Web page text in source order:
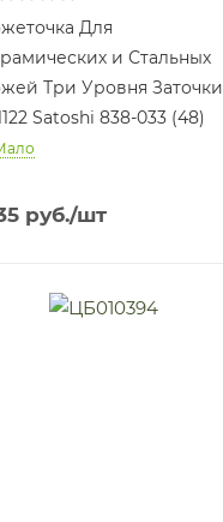
Для
и Стальных
Три Уровня Заточки
Satoshi 838-033 (48)
руб./шт